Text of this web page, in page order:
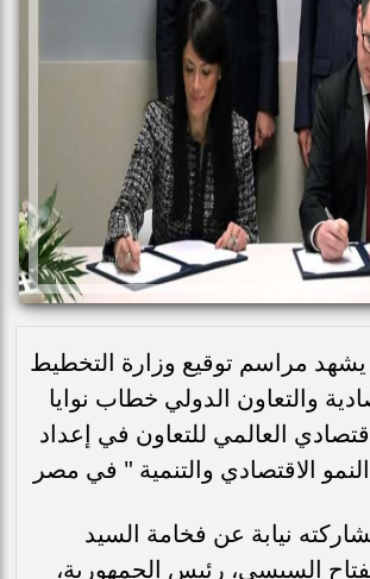
يشهد مراسم توقيع وزارة التخطيط
والتعاون الدولي خطاب نوايا
العالمي للتعاون في إعداد
الاقتصادي والتنمية " في مصر
نيابة عن فخامة السيد
السيسي، رئيس الجمهورية،